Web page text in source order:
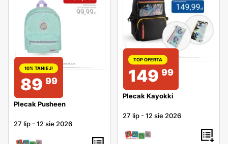
10% TANIEJ!
89 99
Plecak Pusheen
27 lip -12 sie 2026
TOP OFERTA
149 99
Plecak Kayokki
27 lip -12 sie 2026